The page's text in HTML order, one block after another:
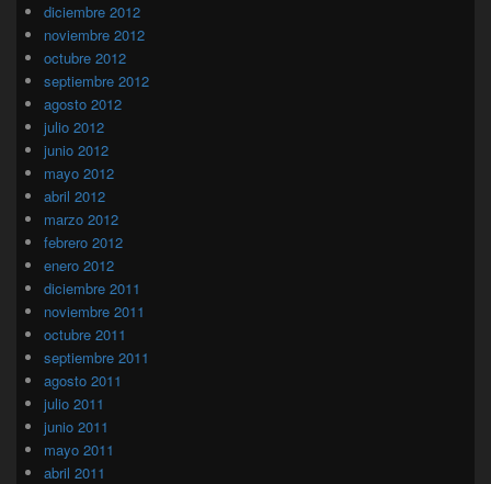
diciembre 2012
noviembre 2012
octubre 2012
septiembre 2012
agosto 2012
julio 2012
junio 2012
mayo 2012
abril 2012
marzo 2012
febrero 2012
enero 2012
diciembre 2011
noviembre 2011
octubre 2011
septiembre 2011
agosto 2011
julio 2011
junio 2011
mayo 2011
abril 2011